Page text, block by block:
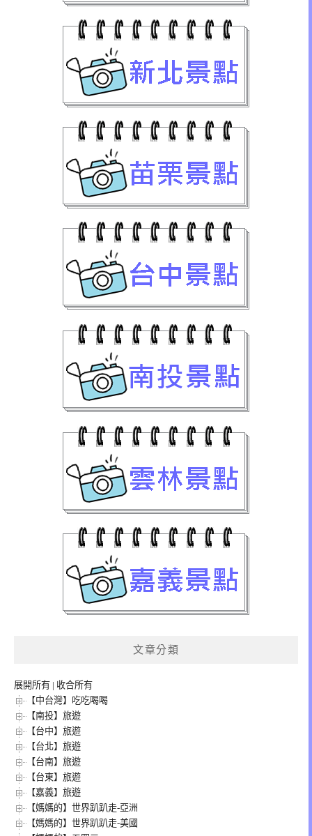
文章分類
展開所有 | 收合所有
【中台灣】吃吃喝喝
【南投】旅遊
【台中】旅遊
【台北】旅遊
【台南】旅遊
【台東】旅遊
【嘉義】旅遊
【媽媽的】世界趴趴走-亞洲
【媽媽的】世界趴趴走-美國